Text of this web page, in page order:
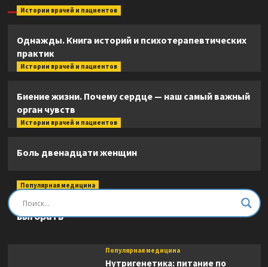
Истории врачей и пациентов
Однажды. Книга историй и психотерапевтических
практик
Истории врачей и пациентов
Биение жизни. Почему сердце — наш самый важный
орган чувств
Истории врачей и пациентов
Боль двенадцати женщин
Популярная медицина
Быть врачом. Как помогать, развиваться и не
выгорать
Популярная медицина
Нутригенетика: питание по